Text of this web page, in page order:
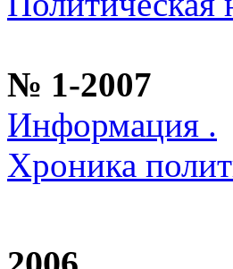
№ 1-2007
Информация .
Хроника